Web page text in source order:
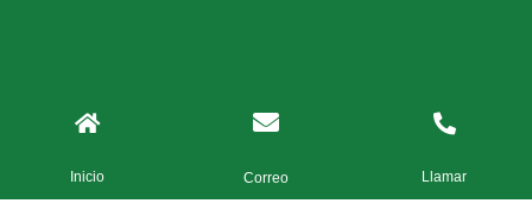
Inicio Correo Llamar